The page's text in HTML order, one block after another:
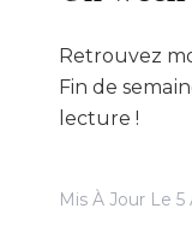
Retrouvez
Fin de
lecture !
Mis À Jour Le 5